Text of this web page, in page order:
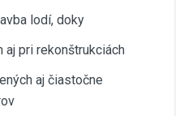
lodí, doky
aj pri rekonštrukciách
aj čiastočne